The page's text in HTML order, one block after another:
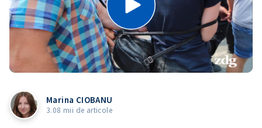
Marina CIOBANU
3.08 mii de articole